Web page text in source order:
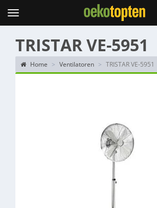
Topten
Menu
TRISTAR VE-5951
Home Ventilatoren TRISTAR VE-5951